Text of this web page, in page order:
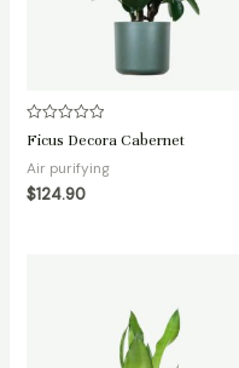
Avaliação
0
de
5
Ficus Decora Cabernet
Air purifying
$124.90